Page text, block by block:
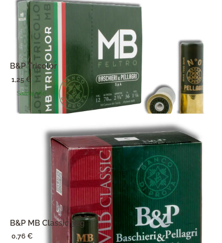
B&P Tricolor
1,25€
Saznaj više
B&P MB Classic 32g
0,76€